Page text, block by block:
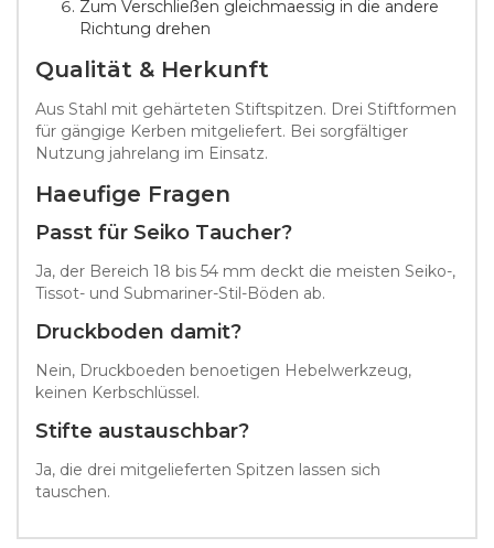
Zum Verschließen gleichmaessig in die andere
Richtung drehen
Qualität & Herkunft
Aus Stahl mit gehärteten Stiftspitzen. Drei Stiftformen
für gängige Kerben mitgeliefert. Bei sorgfältiger
Nutzung jahrelang im Einsatz.
Haeufige Fragen
Passt für Seiko Taucher?
Ja, der Bereich 18 bis 54 mm deckt die meisten Seiko-,
Tissot- und Submariner-Stil-Böden ab.
Druckboden damit?
Nein, Druckboeden benoetigen Hebelwerkzeug,
keinen Kerbschlüssel.
Stifte austauschbar?
Ja, die drei mitgelieferten Spitzen lassen sich
tauschen.